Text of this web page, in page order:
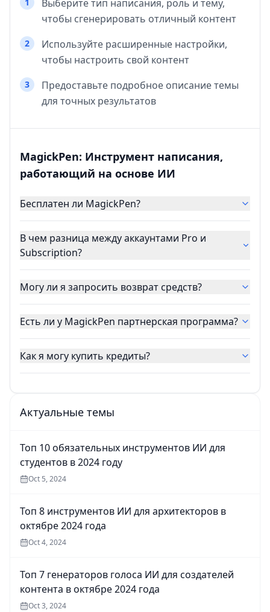
Выберите тип написания, роль и тему,
чтобы сгенерировать отличный контент
2
Используйте расширенные настройки,
чтобы настроить свой контент
3
Предоставьте подробное описание темы
для точных результатов
MagickPen: Инструмент написания,
работающий на основе ИИ
Бесплатен ли MagickPen?
В чем разница между аккаунтами Pro и
Subscription?
Могу ли я запросить возврат средств?
Есть ли у MagickPen партнерская программа?
Как я могу купить кредиты?
Актуальные темы
Топ 10 обязательных инструментов ИИ для
студентов в 2024 году
Oct 5, 2024
Топ 8 инструментов ИИ для архитекторов в
октябре 2024 года
Oct 4, 2024
Топ 7 генераторов голоса ИИ для создателей
контента в октябре 2024 года
Oct 3, 2024